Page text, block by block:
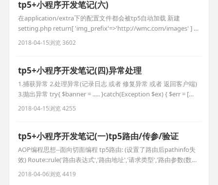
tp5+小程序开发笔记(六)
在application/extra下的配置文件都会被tp5自动加载 新建
setting.php return[ 'img_prefix'=>'http://wmc.com/images' ] 使
用模型的获取器拼接图片路径 tp5中只有public是公开的
public/images/1,jpg config('配置文件.配置名称'); $a = confi
2018-04-15浏览 3602
tp5+小程序开发笔记(四)异常处理
1.捕获异常 2.处理异常(记录日志 或者 修复异常 或者 返回客户端)
3.抛出异常 try{ $banner = ..... }catch(Exception $ex) { $err = [
'error_code=>'10001, 'msg'=>$ex->getMessage() ]; return
json($err,400); } 200是正确获得
2018-04-15浏览 4255
tp5+小程序开发笔记(一)tp5路由/传参/验证
AOP编程思想--面向切面编程 tp5路由: (设置了路由后pathinfo失
效) Route::rule('路由表达式','路由地址','请求类型','路由参数(数
组)','变量规则(数组)'); 请求类型:get post delete put any(默认所
有) use think\Route; Route::rule('test','api/Test
2018-04-06浏览 4419